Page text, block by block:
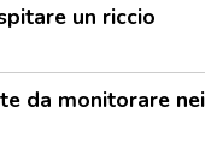
un riccio
da monitorare nei